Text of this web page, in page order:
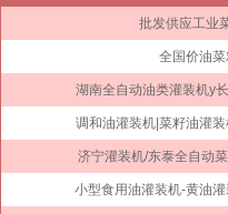
批发供应工业
全国价油
湖南全自动油类灌装机y
调和油灌装机|菜籽油灌
济宁灌装机/东泰全自动
小型食用油灌装机-黄油